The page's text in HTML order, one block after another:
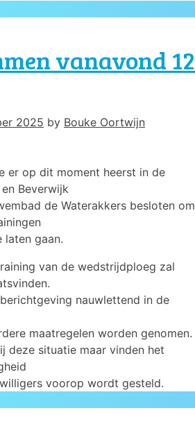
vanavond 12
2025 by Bouke Oortwijn
er op dit moment heerst in de
Beverwijk
de Waterakkers besloten om
laten gaan.
van de wedstrijdploeg zal
berichtgeving nauwlettend in de
maatregelen worden genomen.
deze situatie maar vinden het
voorop wordt gesteld.